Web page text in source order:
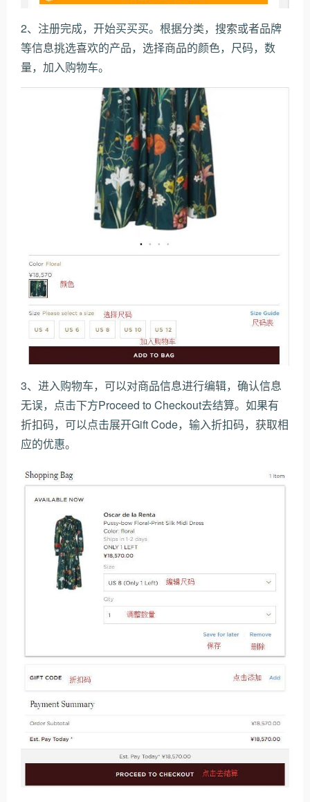
2、注册完成，开始买买买。根据分类，搜索或者品牌
等信息挑选喜欢的产品，选择商品的颜色，尺码，数
量，加入购物车。
3、进入购物车，可以对商品信息进行编辑，确认信息
无误，点击下方Proceed to Checkout去结算。如果有
折扣码，可以点击展开Gift Code，输入折扣码，获取相
应的优惠。